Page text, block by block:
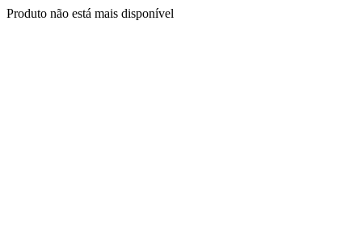
Produto não está mais disponível